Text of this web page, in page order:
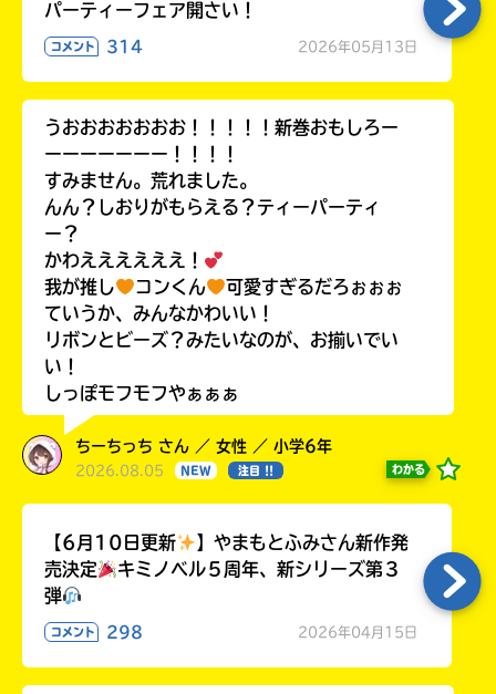
パーティーフェア開さい！
コメント 314 2026年05月13日
うおおおおおおお！！！！！新巻おもしろー
ーーーーーーー！！！！
すみません。荒れました。
んん？しおりがもらえる？ティーパーティ
ー？
かわええええええ！
我が推し
コンくん
可愛すぎるだろぉぉぉ
ていうか、みんなかわいい！
リボンとビーズ？みたいなのが、お揃いでい
い！
しっぽモフモフやぁぁぁ
ちーちっち さん ／ 女性 ／ 小学6年
2026.08.05 NEW 注目 !! わかる
【6月10日更新
】やまもとふみさん新作発
売決定
キミノベル５周年、新シリーズ第３
弾
コメント 298 2026年04月15日